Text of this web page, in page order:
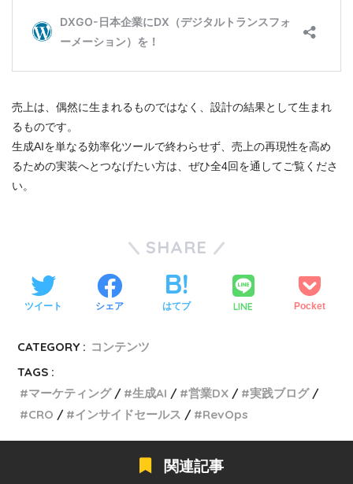
売上は、偶然に生まれるものではなく、設計の結果として生まれ
るものです。
生成AIを単なる効率化ツールで終わらせず、売上の再現性を高め
るための実装へとつなげたい方は、ぜひ全4回を通してご覧くださ
い。
SHARE
ツイート シェア はてブ LINE Pocket
CATEGORY : コンテンツ
TAGS :
マーケティング
生成AI 営業DX
実践ブログ
CRO
インサイドセールス RevOps
関連記事